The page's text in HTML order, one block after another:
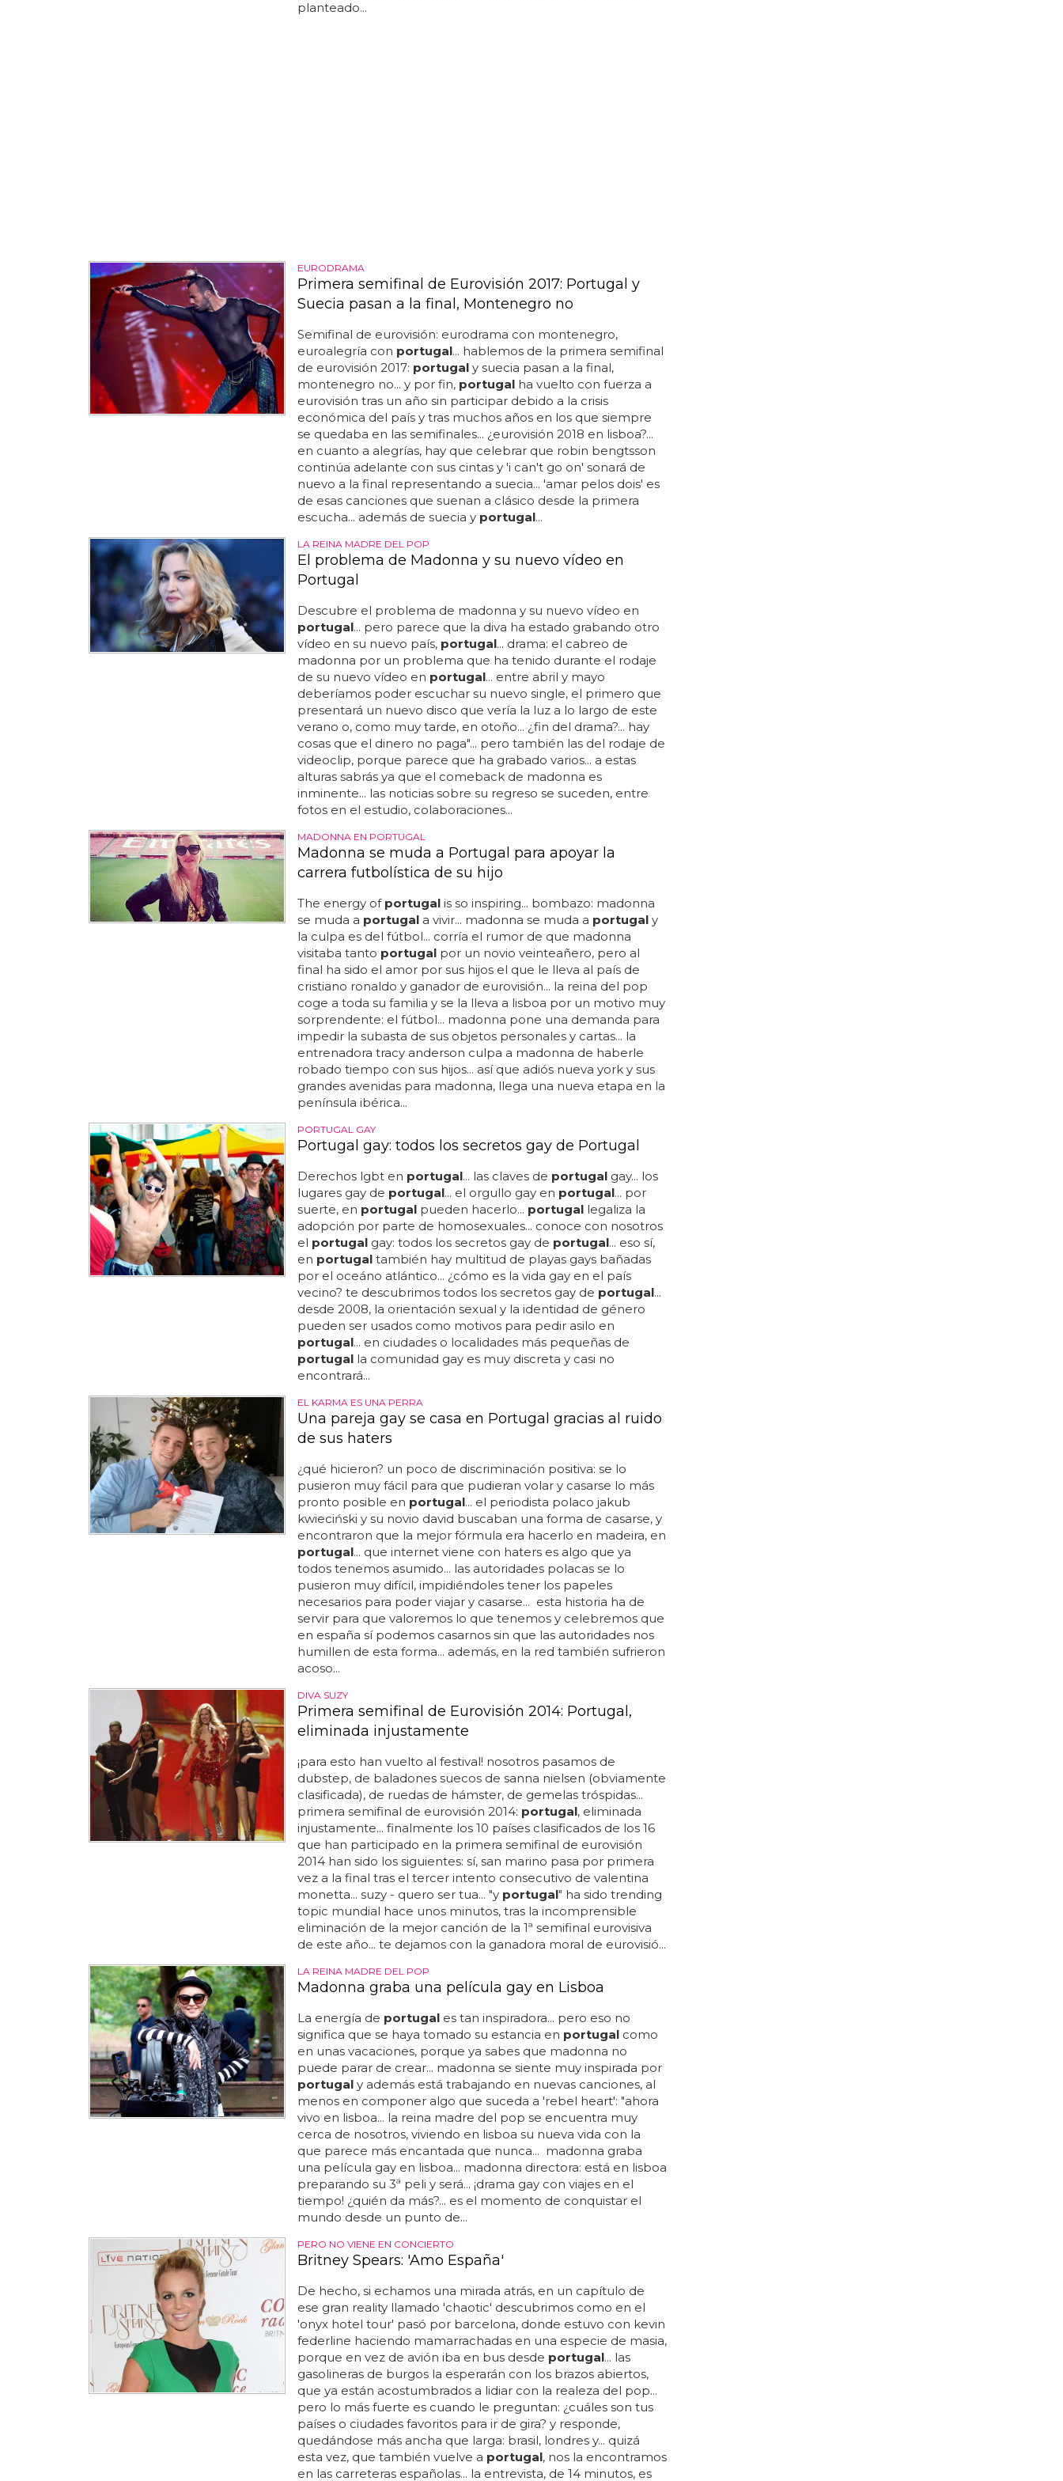
planteado...
EURODRAMA
Primera semifinal de Eurovisión 2017: Portugal y
Suecia pasan a la final, Montenegro no
Semifinal de eurovisión: eurodrama con montenegro,
euroalegría con portugal... hablemos de la primera semifinal
de eurovisión 2017: portugaly suecia pasan a la final,
montenegro no... y por fin, portugalha vuelto con fuerza a
eurovisión tras un año sin participar debido a la crisis
económica del país y tras muchos años en los que siempre
se quedaba en las semifinales... ¿eurovisión 2018 en lisboa?...
en cuanto a alegrías, hay que celebrar que robin bengtsson
continúa adelante con sus cintas y 'i can't go on' sonará de
nuevo a la final representando a suecia... 'amar pelos dois' es
de esas canciones que suenan a clásico desde la primera
escucha... además de suecia y portugal...
LA REINA MADRE DEL POP
El problema de Madonna y su nuevo vídeo en
Portugal
Descubre el problema de madonna y su nuevo vídeo en
portugal... pero parece que la diva ha estado grabando otro
vídeo en su nuevo país, portugal... drama: el cabreo de
madonna por un problema que ha tenido durante el rodaje
de su nuevo vídeo en portugal... entre abril y mayo
deberíamos poder escuchar su nuevo single, el primero que
presentará un nuevo disco que vería la luz a lo largo de este
verano o, como muy tarde, en otoño... ¿fin del drama?... hay
cosas que el dinero no paga"... pero también las del rodaje de
videoclip, porque parece que ha grabado varios... a estas
alturas sabrás ya que el comeback de madonna es
inminente... las noticias sobre su regreso se suceden, entre
fotos en el estudio, colaboraciones...
MADONNA EN PORTUGAL
Madonna se muda a Portugal para apoyar la
carrera futbolística de su hijo
The energy of portugalis so inspiring... bombazo: madonna
se muda a portugala vivir... madonna se muda a portugaly
la culpa es del fútbol... corría el rumor de que madonna
visitaba tanto portugalpor un novio veinteañero, pero al
final ha sido el amor por sus hijos el que le lleva al país de
cristiano ronaldo y ganador de eurovisión... la reina del pop
coge a toda su familia y se la lleva a lisboa por un motivo muy
sorprendente: el fútbol... madonna pone una demanda para
impedir la subasta de sus objetos personales y cartas... la
entrenadora tracy anderson culpa a madonna de haberle
robado tiempo con sus hijos... así que adiós nueva york y sus
grandes avenidas para madonna, llega una nueva etapa en la
península ibérica...
PORTUGAL GAY
Portugal gay: todos los secretos gay de Portugal
Derechos lgbt en portugal... las claves de portugalgay... los
lugares gay de portugal... el orgullo gay en portugal... por
suerte, en portugalpueden hacerlo... portugallegaliza la
adopción por parte de homosexuales... conoce con nosotros
el portugalgay: todos los secretos gay de portugal... eso sí,
en portugaltambién hay multitud de playas gays bañadas
por el oceáno atlántico... ¿cómo es la vida gay en el país
vecino? te descubrimos todos los secretos gay de portugal...
desde 2008, la orientación sexual y la identidad de género
pueden ser usados como motivos para pedir asilo en
portugal... en ciudades o localidades más pequeñas de
portugalla comunidad gay es muy discreta y casi no
encontrará...
EL KARMA ES UNA PERRA
Una pareja gay se casa en Portugal gracias al ruido
de sus haters
¿qué hicieron? un poco de discriminación positiva: se lo
pusieron muy fácil para que pudieran volar y casarse lo más
pronto posible en portugal... el periodista polaco jakub
kwieciński y su novio david buscaban una forma de casarse, y
encontraron que la mejor fórmula era hacerlo en madeira, en
portugal... que internet viene con haters es algo que ya
todos tenemos asumido... las autoridades polacas se lo
pusieron muy difícil, impidiéndoles tener los papeles
necesarios para poder viajar y casarse... esta historia ha de
servir para que valoremos lo que tenemos y celebremos que
en españa sí podemos casarnos sin que las autoridades nos
humillen de esta forma... además, en la red también sufrieron
acoso...
DIVA SUZY
Primera semifinal de Eurovisión 2014: Portugal,
eliminada injustamente
¡para esto han vuelto al festival! nosotros pasamos de
dubstep, de baladones suecos de sanna nielsen (obviamente
clasificada), de ruedas de hámster, de gemelas tróspidas...
primera semifinal de eurovisión 2014: portugal, eliminada
injustamente... finalmente los 10 países clasificados de los 16
que han participado en la primera semifinal de eurovisión
2014 han sido los siguientes: sí, san marino pasa por primera
vez a la final tras el tercer intento consecutivo de valentina
monetta... suzy - quero ser tua... "y portugal" ha sido trending
topic mundial hace unos minutos, tras la incomprensible
eliminación de la mejor canción de la 1ª semifinal eurovisiva
de este año... te dejamos con la ganadora moral de eurovisió...
LA REINA MADRE DEL POP
Madonna graba una película gay en Lisboa
La energía de portugales tan inspiradora... pero eso no
significa que se haya tomado su estancia en portugalcomo
en unas vacaciones, porque ya sabes que madonna no
puede parar de crear... madonna se siente muy inspirada por
portugaly además está trabajando en nuevas canciones, al
menos en componer algo que suceda a 'rebel heart': "ahora
vivo en lisboa... la reina madre del pop se encuentra muy
cerca de nosotros, viviendo en lisboa su nueva vida con la
que parece más encantada que nunca... madonna graba
una película gay en lisboa... madonna directora: está en lisboa
preparando su 3ª peli y será... ¡drama gay con viajes en el
tiempo! ¿quién da más?... es el momento de conquistar el
mundo desde un punto de...
PERO NO VIENE EN CONCIERTO
Britney Spears: 'Amo España'
De hecho, si echamos una mirada atrás, en un capítulo de
ese gran reality llamado 'chaotic' descubrimos como en el
'onyx hotel tour' pasó por barcelona, donde estuvo con kevin
federline haciendo mamarrachadas en una especie de masia,
porque en vez de avión iba en bus desde portugal... las
gasolineras de burgos la esperarán con los brazos abiertos,
que ya están acostumbrados a lidiar con la realeza del pop...
pero lo más fuerte es cuando le preguntan: ¿cuáles son tus
países o ciudades favoritos para ir de gira? y responde,
quedándose más ancha que larga: brasil, londres y... quizá
esta vez, que también vuelve a portugal, nos la encontramos
en las carreteras españolas... la entrevista, de 14 minutos, es